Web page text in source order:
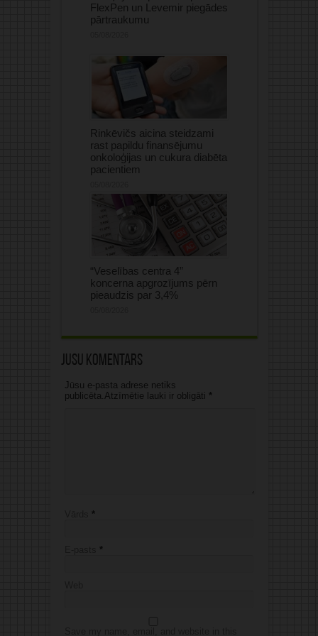
FlexPen un Levemir piegādes
pārtraukumu
Rinkēvičs aicina steidzami
rast papildu finansējumu
onkoloģijas un cukura diabēta
pacientiem
“Veselības centra 4”
koncerna apgrozījums pērn
pieaudzis par 3,4%
Jūsu komentārs
Jūsu e-pasta adrese netiks
publicēta.Atzīmētie lauki ir obligāti *
*
*